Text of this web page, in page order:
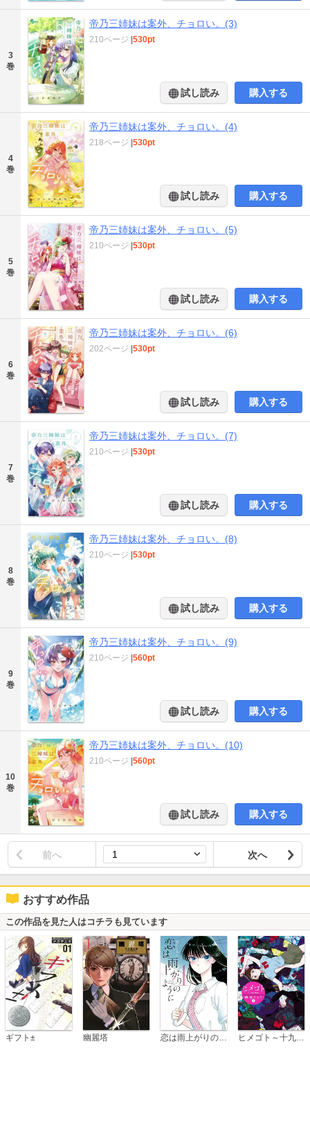
3
巻
帝乃三姉妹は案外、チョロい。(3)
210ページ |530pt
試し読み 購入する
4
巻
帝乃三姉妹は案外、チョロい。(4)
218ページ |530pt
試し読み 購入する
5
巻
帝乃三姉妹は案外、チョロい。(5)
210ページ |530pt
試し読み 購入する
6
巻
帝乃三姉妹は案外、チョロい。(6)
202ページ |530pt
試し読み 購入する
7
巻
帝乃三姉妹は案外、チョロい。(7)
210ページ |530pt
試し読み 購入する
8
巻
帝乃三姉妹は案外、チョロい。(8)
210ページ |530pt
試し読み 購入する
9
巻
帝乃三姉妹は案外、チョロい。(9)
210ページ |560pt
試し読み 購入する
10
巻
帝乃三姉妹は案外、チョロい。(10)
210ページ |560pt
試し読み 購入する
前へ 次へ
おすすめ作品
この作品を見た人はコチラも見ています
ギフト± 幽麗塔